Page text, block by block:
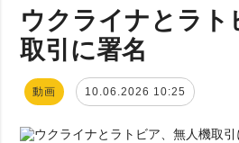
ウクライナとラト
取引に署名
動画 10.06.2026 10:25